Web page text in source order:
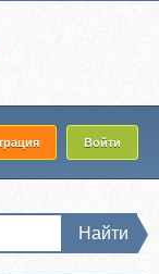
Войти
Найти